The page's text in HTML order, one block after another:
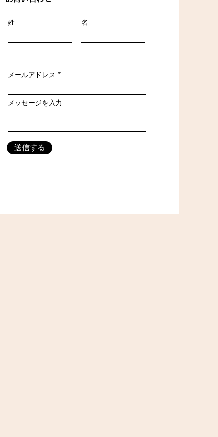
姓 名
メールアドレス
メッセージを入力
送信する